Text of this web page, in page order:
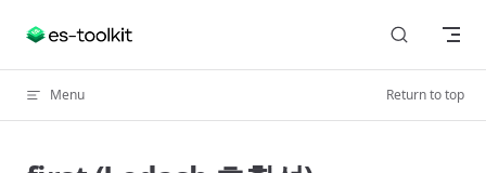
Skip to content
Menu Return to top